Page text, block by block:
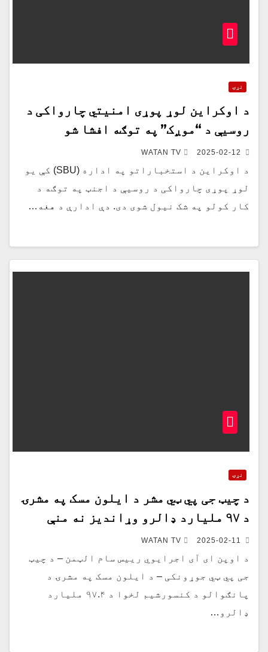
نړۍ
د اوکراین لوړ پوړی امنیتي چارواکی د
روسیې د “موږک” په توګه افشا شو
2025-02-12
WATAN TV
د اوکراین د استخباراتو په اداره (SBU) کې یو
لوړ پوړی چارواکی د روسیې د اجنټ په توګه د
کار کولو په شک نیول شوی دی. دې ادارې د هغه…
نړۍ
د چیټ جی پي ټي مشر د ایلون مسک په مشرۍ
د ۹۷ ملیارد ډالرو وړاندیز نه منې
2025-02-11
WATAN TV
د اوپن ای آی اجرایوي رییس سام الټمن – د چیټ
جی پي ټي جوړونکی – د ایلون مسک په مشرۍ د
پانګوالو د کنسورشیم لخوا د ۹۷.۴ ملیارد
ډالرو…